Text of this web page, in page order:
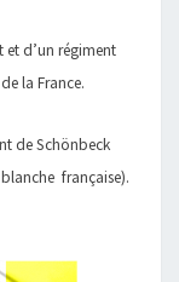
d’un régiment
la France.
de Schönbeck
française).